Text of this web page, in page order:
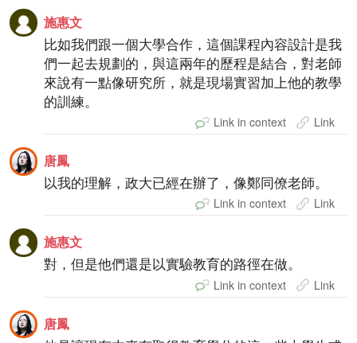
施惠文
比如我們跟一個大學合作，這個課程內容設計是我
們一起去規劃的，與這兩年的歷程是結合，對老師
來說有一點像研究所，就是現場實習加上他的教學
的訓練。
Link in context Link
唐鳳
以我的理解，政大已經在辦了，像鄭同僚老師。
Link in context Link
施惠文
對，但是他們還是以實驗教育的路徑在做。
Link in context Link
唐鳳